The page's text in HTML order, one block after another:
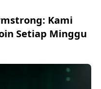
Kami
Setiap Minggu